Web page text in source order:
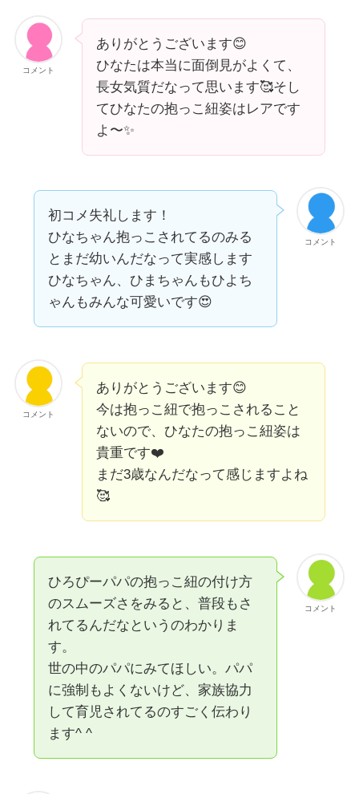
コメント
ありがとうございます😊
ひなたは本当に面倒見がよくて、
長女気質だなって思います🥰そし
てひなたの抱っこ紐姿はレアです
よ〜✨
コメント
初コメ失礼します！
ひなちゃん抱っこされてるのみる
とまだ幼いんだなって実感します
ひなちゃん、ひまちゃんもひよち
ゃんもみんな可愛いです😍
コメント
ありがとうございます😊
今は抱っこ紐で抱っこされること
ないので、ひなたの抱っこ紐姿は
貴重です❤️
まだ3歳なんだなって感じますよね
🥰
コメント
ひろぴーパパの抱っこ紐の付け方
のスムーズさをみると、普段もさ
れてるんだなというのわかりま
す。
世の中のパパにみてほしい。パパ
に強制もよくないけど、家族協力
して育児されてるのすごく伝わり
ます^ ^